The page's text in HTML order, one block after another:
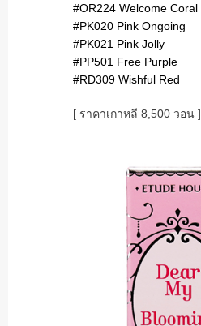
#OR224 Welcome Coral
#PK020 Pink Ongoing
#PK021 Pink Jolly
#PP501 Free Purple
#RD309 Wishful Red
[ ราคาเกาหลี 8,500 วอน ]